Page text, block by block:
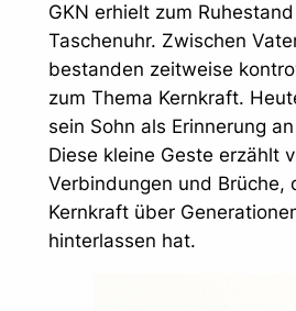
GKN erhielt zum
Taschenuhr. Zwischen
bestanden zeitweise
zum Thema Kernkraft.
sein Sohn als Erinnerung
Diese kleine Geste erzählt
Verbindungen und Brüche,
Kernkraft über
hinterlassen hat.